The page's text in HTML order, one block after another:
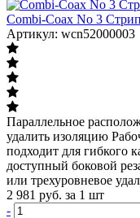
Combi-Coax No 3
Артикул: wcn52000003
Параллельное
удалить изоляцию
подходит для гибкого
доступный боковой
или трехуровневое
2 981 руб. за 1 шт
-